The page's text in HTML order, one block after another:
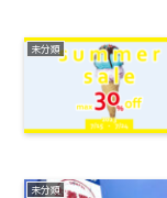
未分類
未分類